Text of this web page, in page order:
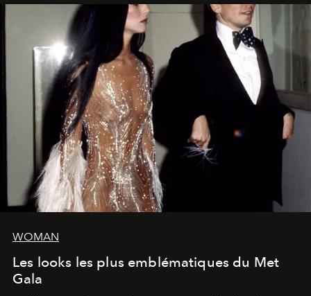
WOMAN
Les looks les plus emblématiques du Met
Gala